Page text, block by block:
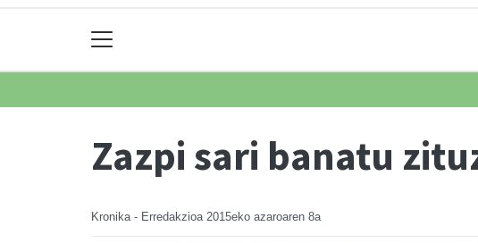
Zazpi sari banatu
Kronika - Erredakzioa 2015eko azaroaren 8a